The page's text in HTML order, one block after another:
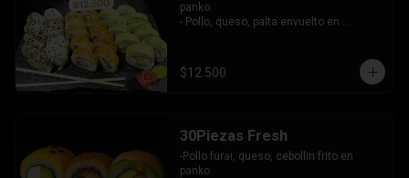
panko.
- Pollo, queso, palta envuelto en
palta.
INCLUYE: 3 SALSAS - 2 PALITOS
$12.500
30Piezas Fresh
-Pollo furai, queso, cebollin frito en
panko.